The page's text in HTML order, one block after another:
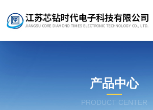
产品中心
PRODUCT CENTER